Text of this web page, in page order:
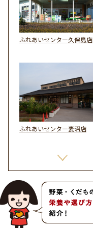
ふれあいセンター久保島店
ふれあいセンター妻沼店
ふれあいセンター江南店